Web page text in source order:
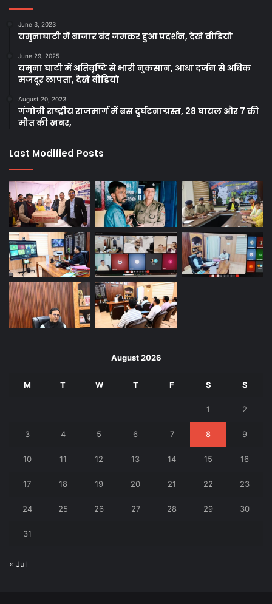
June 3, 2023
यमुनाघाटी में बाजार बंद जमकर हुआ प्रदर्शन, देखें वीडियो
June 29, 2025
यमुना घाटी में अतिवृष्टि से भारी नुकसान, आधा दर्जन से अधिक
मजदूर लापता, देखे वीडियो
August 20, 2023
गंगोत्री राष्ट्रीय राजमार्ग में बस दुर्घटनाग्रस्त, 28 घायल और 7 की
मौत की खबर,
Last Modified Posts
August 2026
M T W T F S S
1 2
3 4 5 6 7 8 9
10 11 12 13 14 15 16
17 18 19 20 21 22 23
24 25 26 27 28 29 30
31
« Jul